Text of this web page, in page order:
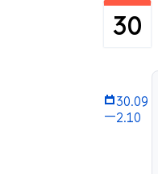
30
—
30.09
2.10